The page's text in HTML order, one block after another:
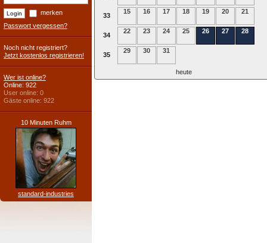
33
15 16 17 18 19 20 21
34
22 23 24 25 26 27 28
35
29 30 31
heute
merken
Passwort vergessen?
Noch nicht registriert?
Jetzt kostenlos registrieren!
Wer ist online?
Online: 922
User online: 0
Gäste online: 922
10 Minuten Ruhm
standard-industries